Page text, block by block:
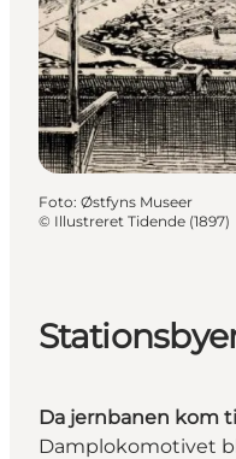
Foto: Østfyns Museer
© Illustreret Tidende (1897)
Da jernbanen kom
Damplokomotivet